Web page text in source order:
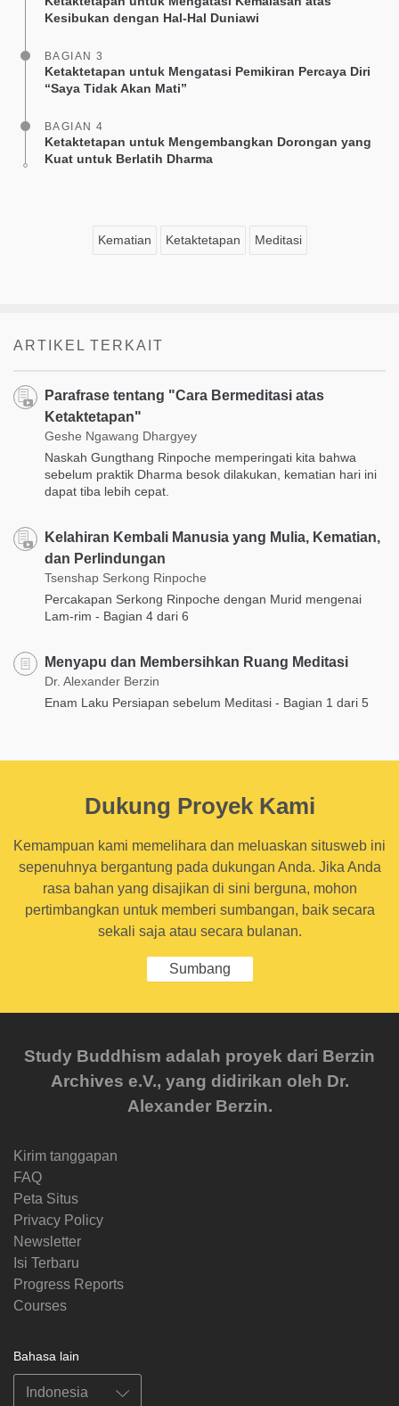
Kesibukan dengan Hal-Hal Duniawi
BAGIAN 3
Ketaktetapan untuk Mengatasi Pemikiran Percaya Diri
“Saya Tidak Akan Mati”
BAGIAN 4
Ketaktetapan untuk Mengembangkan Dorongan yang
Kuat untuk Berlatih Dharma
Kematian Ketaktetapan Meditasi
ARTIKEL TERKAIT
Parafrase tentang "Cara Bermeditasi atas
Ketaktetapan"
Geshe Ngawang Dhargyey
Naskah Gungthang Rinpoche memperingati kita bahwa
sebelum praktik Dharma besok dilakukan, kematian hari ini
dapat tiba lebih cepat.
Kelahiran Kembali Manusia yang Mulia, Kematian,
dan Perlindungan
Tsenshap Serkong Rinpoche
Percakapan Serkong Rinpoche dengan Murid mengenai
Lam-rim - Bagian 4 dari 6
Menyapu dan Membersihkan Ruang Meditasi
Dr. Alexander Berzin
Enam Laku Persiapan sebelum Meditasi - Bagian 1 dari 5
Dukung Proyek Kami
Kemampuan kami memelihara dan meluaskan situsweb ini
sepenuhnya bergantung pada dukungan Anda. Jika Anda
rasa bahan yang disajikan di sini berguna, mohon
pertimbangkan untuk memberi sumbangan, baik secara
sekali saja atau secara bulanan.
Sumbang
Study Buddhism adalah proyek dari Berzin
Archives e.V., yang didirikan oleh Dr.
Alexander Berzin.
Kirim tanggapan
FAQ
Peta Situs
Privacy Policy
Newsletter
Isi Terbaru
Progress Reports
Courses
Bahasa lain